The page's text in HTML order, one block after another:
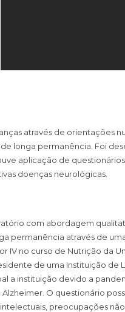
através de orientações
longa permanência. Foi
aplicação de
doenças neurológicas.
com abordagem
permanência através de
IV no curso de Nutrição da
de uma Instituição de
a instituição devido a
O questionário
preocupações